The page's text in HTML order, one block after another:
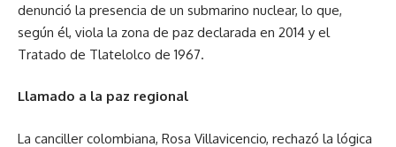
denunció la presencia de un submarino nuclear, lo que,
según él, viola la zona de paz declarada en 2014 y el
Tratado de Tlatelolco de 1967.
Llamado a la paz regional
La canciller colombiana, Rosa Villavicencio, rechazó la lógica